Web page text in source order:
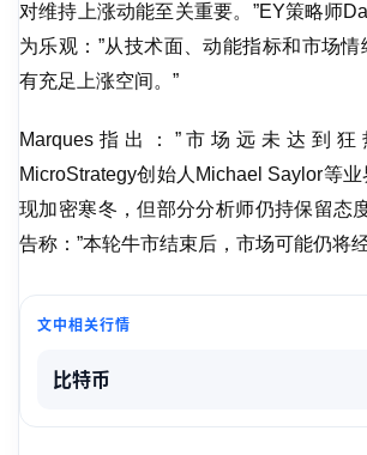
对维持上涨动能至关重要。”EY策略师
为乐观：”从技术面、动能指标和市场
有充足上涨空间。”
Marques指出：”市场远未达到
MicroStrategy创始人Michael Saylor等
现加密寒冬，但部分分析师仍持保留态
告称：”本轮牛市结束后，市场可能仍将
文中相关行情
比特币